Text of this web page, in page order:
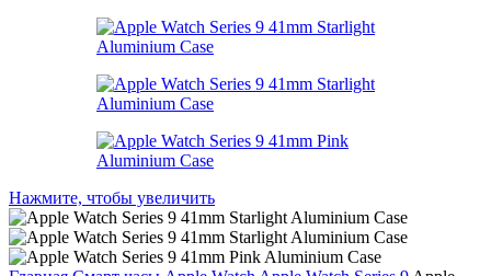
Нажмите, чтобы увеличить